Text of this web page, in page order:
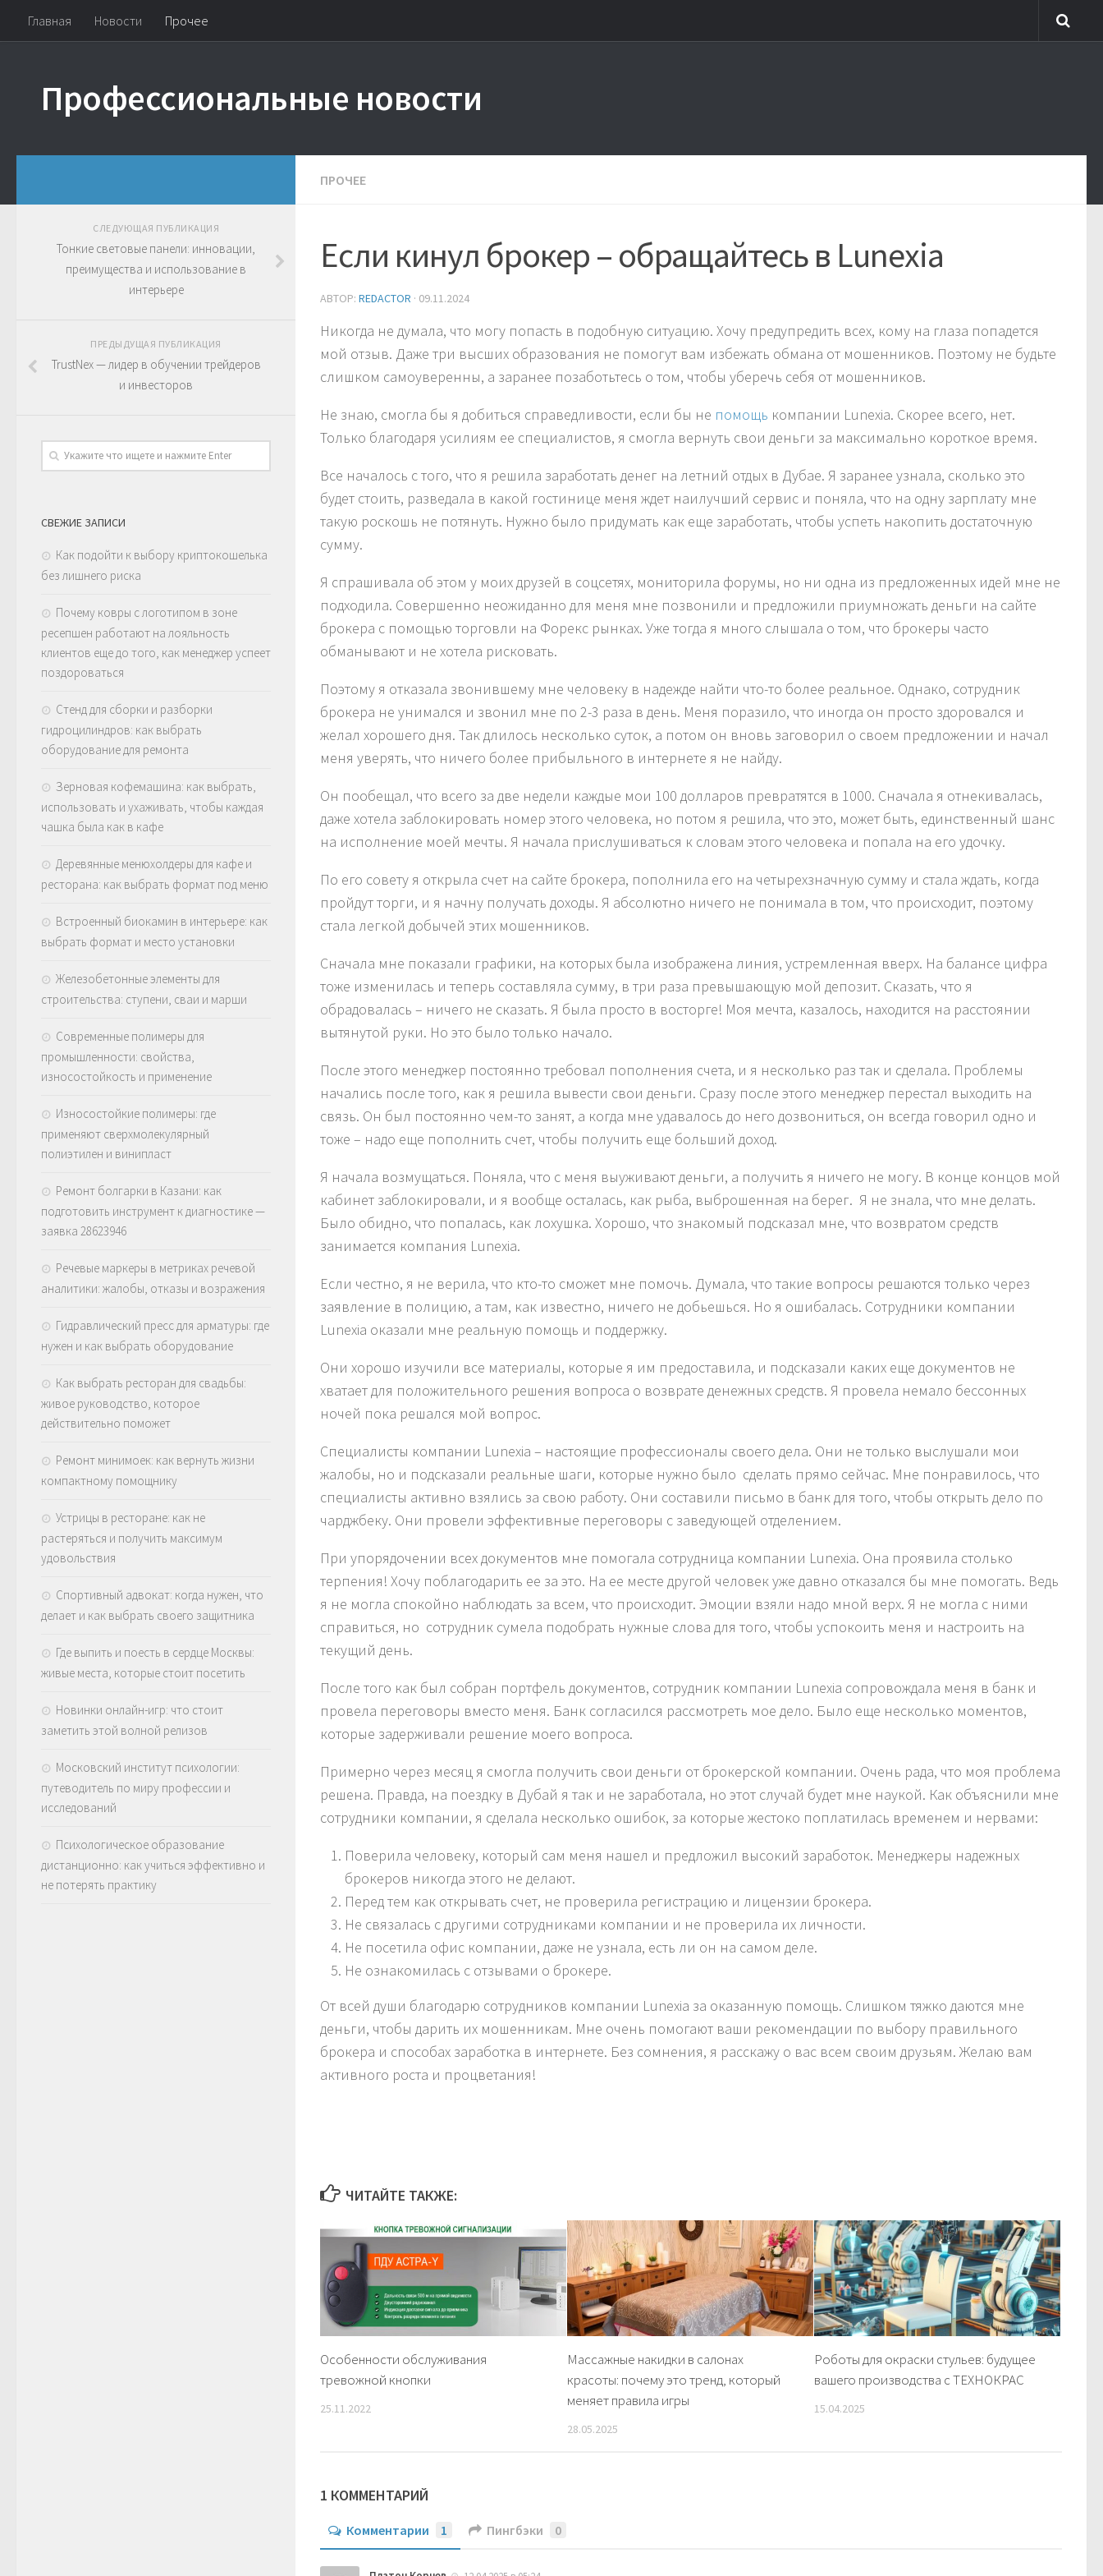
Главная Новости Прочее
Профессиональные новости
ПРОЧЕЕ
Если кинул брокер – обращайтесь в Lunexia
АВТОР: REDACTOR · 09.11.2024
Никогда не думала, что могу попасть в подобную ситуацию. Хочу предупредить всех, кому на глаза попадется
мой отзыв. Даже три высших образования не помогут вам избежать обмана от мошенников. Поэтому не будьте
слишком самоуверенны, а заранее позаботьтесь о том, чтобы уберечь себя от мошенников.
Не знаю, смогла бы я добиться справедливости, если бы не помощь компании Lunexia. Скорее всего, нет.
Только благодаря усилиям ее специалистов, я смогла вернуть свои деньги за максимально короткое время.
Все началось с того, что я решила заработать денег на летний отдых в Дубае. Я заранее узнала, сколько это
будет стоить, разведала в какой гостинице меня ждет наилучший сервис и поняла, что на одну зарплату мне
такую роскошь не потянуть. Нужно было придумать как еще заработать, чтобы успеть накопить достаточную
сумму.
Я спрашивала об этом у моих друзей в соцсетях, мониторила форумы, но ни одна из предложенных идей мне не
подходила. Совершенно неожиданно для меня мне позвонили и предложили приумножать деньги на сайте
брокера с помощью торговли на Форекс рынках. Уже тогда я много слышала о том, что брокеры часто
обманывают и не хотела рисковать.
Поэтому я отказала звонившему мне человеку в надежде найти что-то более реальное. Однако, сотрудник
брокера не унимался и звонил мне по 2-3 раза в день. Меня поразило, что иногда он просто здоровался и
желал хорошего дня. Так длилось несколько суток, а потом он вновь заговорил о своем предложении и начал
меня уверять, что ничего более прибыльного в интернете я не найду.
Он пообещал, что всего за две недели каждые мои 100 долларов превратятся в 1000. Сначала я отнекивалась,
даже хотела заблокировать номер этого человека, но потом я решила, что это, может быть, единственный шанс
на исполнение моей мечты. Я начала прислушиваться к словам этого человека и попала на его удочку.
По его совету я открыла счет на сайте брокера, пополнила его на четырехзначную сумму и стала ждать, когда
пройдут торги, и я начну получать доходы. Я абсолютно ничего не понимала в том, что происходит, поэтому
стала легкой добычей этих мошенников.
Сначала мне показали графики, на которых была изображена линия, устремленная вверх. На балансе цифра
тоже изменилась и теперь составляла сумму, в три раза превышающую мой депозит. Сказать, что я
обрадовалась – ничего не сказать. Я была просто в восторге! Моя мечта, казалось, находится на расстоянии
вытянутой руки. Но это было только начало.
После этого менеджер постоянно требовал пополнения счета, и я несколько раз так и сделала. Проблемы
начались после того, как я решила вывести свои деньги. Сразу после этого менеджер перестал выходить на
связь. Он был постоянно чем-то занят, а когда мне удавалось до него дозвониться, он всегда говорил одно и
тоже – надо еще пополнить счет, чтобы получить еще больший доход.
Я начала возмущаться. Поняла, что с меня выуживают деньги, а получить я ничего не могу. В конце концов мой
кабинет заблокировали, и я вообще осталась, как рыба, выброшенная на берег. Я не знала, что мне делать.
Было обидно, что попалась, как лохушка. Хорошо, что знакомый подсказал мне, что возвратом средств
занимается компания Lunexia.
Если честно, я не верила, что кто-то сможет мне помочь. Думала, что такие вопросы решаются только через
заявление в полицию, а там, как известно, ничего не добьешься. Но я ошибалась. Сотрудники компании
Lunexia оказали мне реальную помощь и поддержку.
Они хорошо изучили все материалы, которые я им предоставила, и подсказали каких еще документов не
хватает для положительного решения вопроса о возврате денежных средств. Я провела немало бессонных
ночей пока решался мой вопрос.
Специалисты компании Lunexia – настоящие профессионалы своего дела. Они не только выслушали мои
жалобы, но и подсказали реальные шаги, которые нужно было сделать прямо сейчас. Мне понравилось, что
специалисты активно взялись за свою работу. Они составили письмо в банк для того, чтобы открыть дело по
чарджбеку. Они провели эффективные переговоры с заведующей отделением.
При упорядочении всех документов мне помогала сотрудница компании Lunexia. Она проявила столько
терпения! Хочу поблагодарить ее за это. На ее месте другой человек уже давно отказался бы мне помогать. Ведь
я не могла спокойно наблюдать за всем, что происходит. Эмоции взяли надо мной верх. Я не могла с ними
справиться, но сотрудник сумела подобрать нужные слова для того, чтобы успокоить меня и настроить на
текущий день.
После того как был собран портфель документов, сотрудник компании Lunexia сопровождала меня в банк и
провела переговоры вместо меня. Банк согласился рассмотреть мое дело. Было еще несколько моментов,
которые задерживали решение моего вопроса.
Примерно через месяц я смогла получить свои деньги от брокерской компании. Очень рада, что моя проблема
решена. Правда, на поездку в Дубай я так и не заработала, но этот случай будет мне наукой. Как объяснили мне
сотрудники компании, я сделала несколько ошибок, за которые жестоко поплатилась временем и нервами:
Поверила человеку, который сам меня нашел и предложил высокий заработок. Менеджеры надежных
брокеров никогда этого не делают.
Перед тем как открывать счет, не проверила регистрацию и лицензии брокера.
Не связалась с другими сотрудниками компании и не проверила их личности.
Не посетила офис компании, даже не узнала, есть ли он на самом деле.
Не ознакомилась с отзывами о брокере.
От всей души благодарю сотрудников компании Lunexia за оказанную помощь. Слишком тяжко даются мне
деньги, чтобы дарить их мошенникам. Мне очень помогают ваши рекомендации по выбору правильного
брокера и способах заработка в интернете. Без сомнения, я расскажу о вас всем своим друзьям. Желаю вам
активного роста и процветания!
ЧИТАЙТЕ ТАКЖЕ:
Особенности обслуживания
тревожной кнопки
25.11.2022
Массажные накидки в салонах
красоты: почему это тренд, который
меняет правила игры
28.05.2025
Роботы для окраски стульев: будущее
вашего производства с ТЕХНОКРАС
15.04.2025
1 КОММЕНТАРИЙ
Комментарии 1 Пингбэки 0
СЛЕДУЮЩАЯ ПУБЛИКАЦИЯ
Тонкие световые панели: инновации,
преимущества и использование в
интерьере
ПРЕДЫДУЩАЯ ПУБЛИКАЦИЯ
TrustNex — лидер в обучении трейдеров
и инвесторов
СВЕЖИЕ ЗАПИСИ
Как подойти к выбору криптокошелька
без лишнего риска
Почему ковры с логотипом в зоне
ресепшен работают на лояльность
клиентов еще до того, как менеджер успеет
поздороваться
Стенд для сборки и разборки
гидроцилиндров: как выбрать
оборудование для ремонта
Зерновая кофемашина: как выбрать,
использовать и ухаживать, чтобы каждая
чашка была как в кафе
Деревянные менюхолдеры для кафе и
ресторана: как выбрать формат под меню
Встроенный биокамин в интерьере: как
выбрать формат и место установки
Железобетонные элементы для
строительства: ступени, сваи и марши
Современные полимеры для
промышленности: свойства,
износостойкость и применение
Износостойкие полимеры: где
применяют сверхмолекулярный
полиэтилен и винипласт
Ремонт болгарки в Казани: как
подготовить инструмент к диагностике —
заявка 28623946
Речевые маркеры в метриках речевой
аналитики: жалобы, отказы и возражения
Гидравлический пресс для арматуры: где
нужен и как выбрать оборудование
Как выбрать ресторан для свадьбы:
живое руководство, которое
действительно поможет
Ремонт минимоек: как вернуть жизни
компактному помощнику
Устрицы в ресторане: как не
растеряться и получить максимум
удовольствия
Спортивный адвокат: когда нужен, что
делает и как выбрать своего защитника
Где выпить и поесть в сердце Москвы:
живые места, которые стоит посетить
Новинки онлайн-игр: что стоит
заметить этой волной релизов
Московский институт психологии:
путеводитель по миру профессии и
исследований
Психологическое образование
дистанционно: как учиться эффективно и
не потерять практику